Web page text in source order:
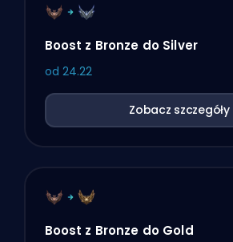
Boost z Bronze do Silver
od 24.22
Zobacz szczegóły
Boost z Bronze do Gold